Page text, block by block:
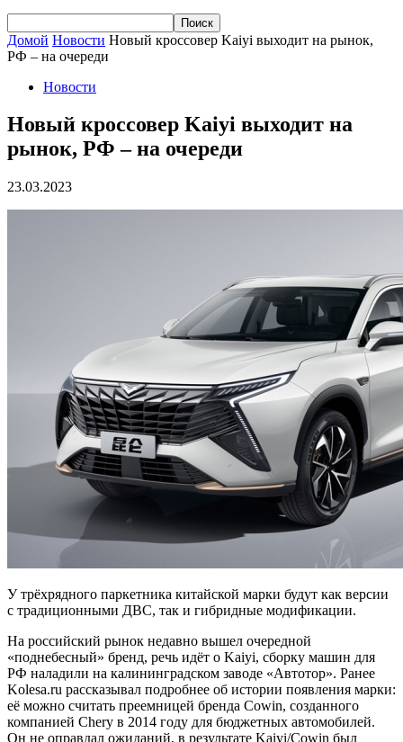
Домой Новости Новый кроссовер Kaiyi выходит на рынок,
РФ – на очереди
Новости
Новый кроссовер Kaiyi выходит на
рынок, РФ – на очереди
23.03.2023
У трёхрядного паркетника китайской марки будут как версии
с традиционными ДВС, так и гибридные модификации.
На российский рынок недавно вышел очередной
«поднебесный» бренд, речь идёт о Kaiyi, сборку машин для
РФ наладили на калининградском заводе «Автотор». Ранее
Kolesa.ru рассказывал подробнее об истории появления марки:
её можно считать преемницей бренда Cowin, созданного
компанией Chery в 2014 году для бюджетных автомобилей.
Он не оправдал ожиданий, в результате Kaiyi/Cowin был